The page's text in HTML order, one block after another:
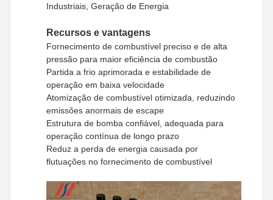
Para Casa Produtos Show De RV Sobre Nós
Industriais, Geração de Energia
Recursos e vantagens
Fornecimento de combustível preciso e de alta
pressão para maior eficiência de combustão
Partida a frio aprimorada e estabilidade de
operação em baixa velocidade
Atomização de combustível otimizada, reduzindo
emissões anormais de escape
Estrutura de bomba confiável, adequada para
operação contínua de longo prazo
Reduz a perda de energia causada por
flutuações no fornecimento de combustível